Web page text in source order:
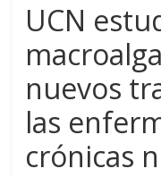
UCN
nuevos
las
crónicas